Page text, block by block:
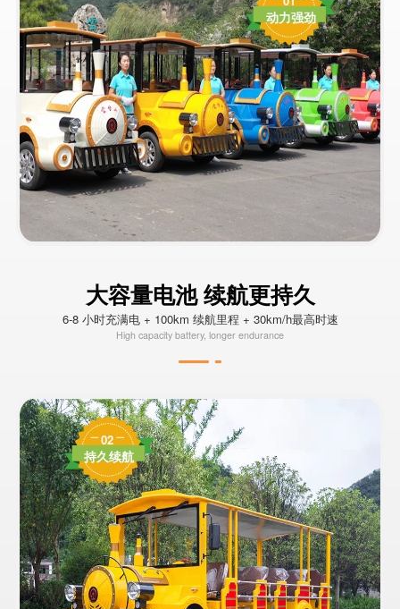
动力强劲
大容量电池 续航更持久
6-8 小时充满电 + 100km 续航里程 + 30km/h最高时速
High capacity battery, longer endurance
02
持久续航